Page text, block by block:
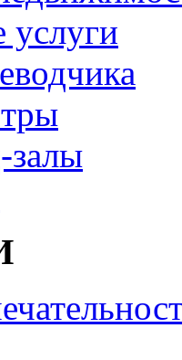
услуги
залы